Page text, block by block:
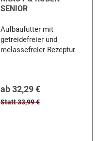
SENIOR
Aufbaufutter mit
getreidefreier und
melassefreier Rezeptur
ab32,29 €
Statt 33,99 €